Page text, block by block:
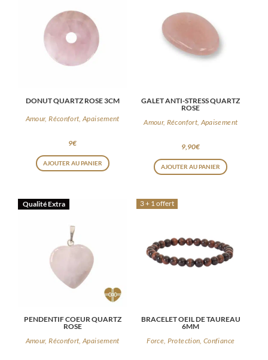
DONUT QUARTZ ROSE 3CM
Amour, Réconfort, Apaisement
9€
AJOUTER AU PANIER
GALET ANTI-STRESS QUARTZ
ROSE
Amour, Réconfort, Apaisement
9,90€
AJOUTER AU PANIER
Qualité Extra
PENDENTIF COEUR QUARTZ
ROSE
Amour, Réconfort, Apaisement
3 + 1 offert
BRACELET OEIL DE TAUREAU
6MM
Force, Protection, Confiance